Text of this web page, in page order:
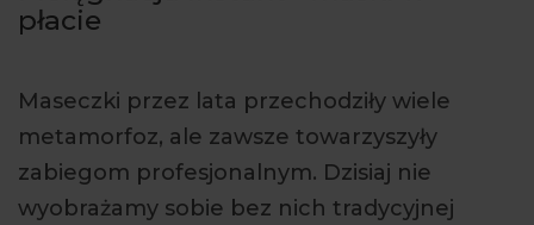
płacie
Maseczki przez lata przechodziły wiele
metamorfoz, ale zawsze towarzyszyły
zabiegom profesjonalnym. Dzisiaj nie
wyobrażamy sobie bez nich tradycyjnej